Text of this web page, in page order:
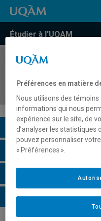
Étudier à l'UQAM
COURS//
...
Description du cours
Horaire - Été 2026
Horaire - Automne 2026
Horaire - Hiver 2027
Préférences en matière
Nous utilisons des
informations qui nous
expérience sur le site, de
d’analyser les statistiques
pouvez personnaliser
« Préférences ».